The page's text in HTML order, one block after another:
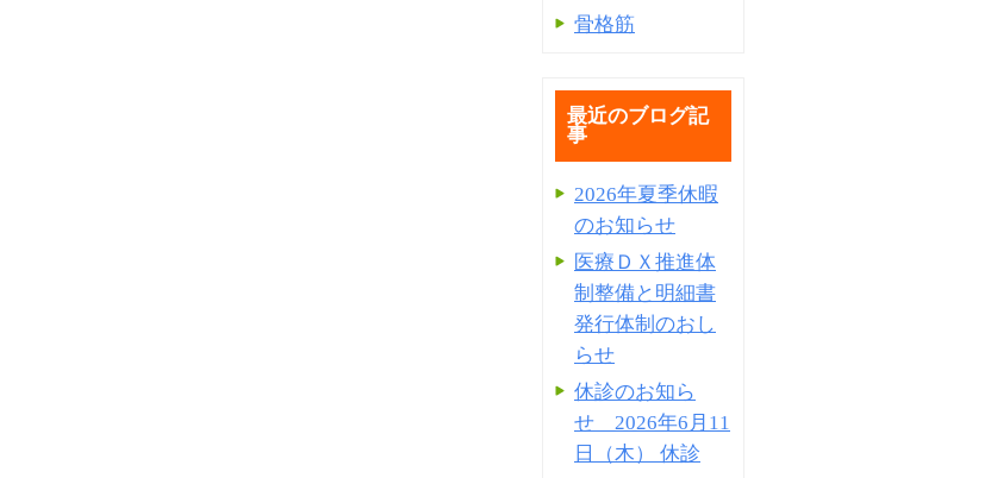
骨格筋
最近のブログ記
事
2026年夏季休暇
のお知らせ
医療ＤＸ推進体
制整備と明細書
発⾏体制のおし
らせ
休診のお知ら
せ 2026年6月11
日（木） 休診